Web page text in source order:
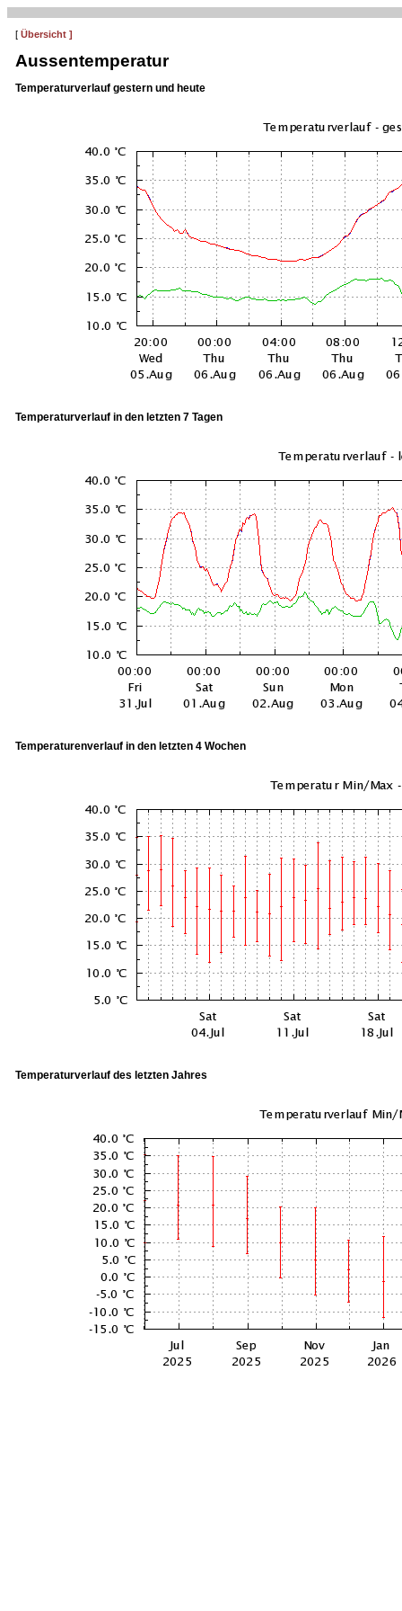
[ Übersicht ]
Aussentemperatur
Temperaturverlauf gestern und heute
Temperaturverlauf in den letzten 7 Tagen
Temperaturenverlauf in den letzten 4 Wochen
Temperaturverlauf des letzten Jahres